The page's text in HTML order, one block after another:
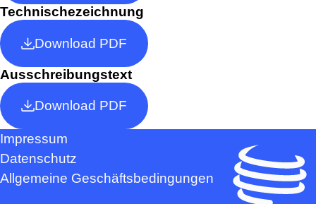
Technischezeichnung
Download PDF
Ausschreibungstext
Download PDF
Impressum
Datenschutz
Allgemeine Geschäftsbedingungen